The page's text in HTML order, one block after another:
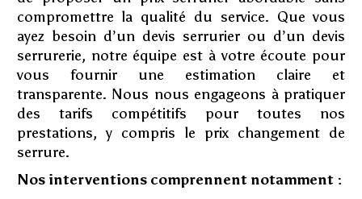
compromettre la qualité du service. Que vous
ayez besoin d’un devis serrurier ou d’un devis
serrurerie, notre équipe est à votre écoute pour
vous fournir une estimation claire et
transparente. Nous nous engageons à pratiquer
des tarifs compétitifs pour toutes nos
prestations, y compris le prix changement de
serrure.
Nos interventions comprennent notamment :